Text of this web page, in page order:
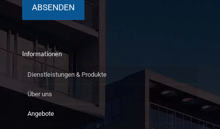
Informationen
Dienstleistungen & Produkte
Über uns
Angebote